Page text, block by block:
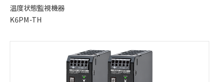
温度状態監視機器
K6PM-TH